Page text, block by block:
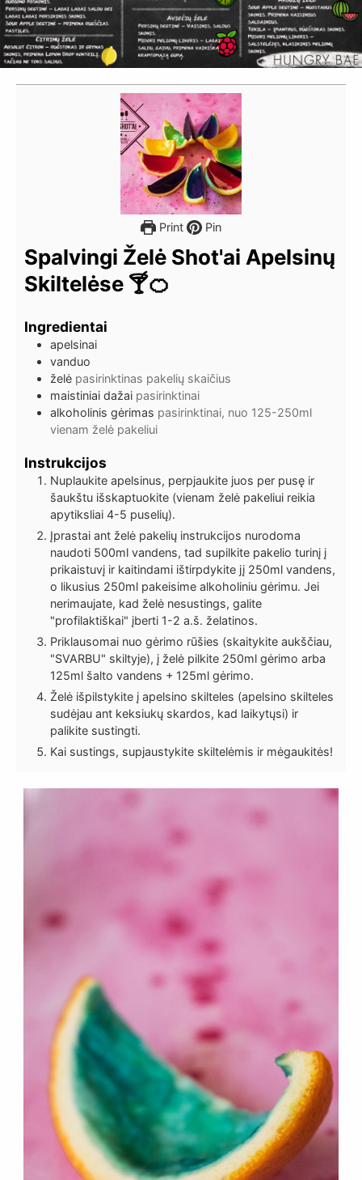
Print Pin
Spalvingi Želė Shot'ai Apelsinų
Skiltelėse 🍸🍊
Ingredientai
apelsinai
vanduo
želė pasirinktinas pakelių skaičius
maistiniai dažai pasirinktinai
alkoholinis gėrimas pasirinktinai, nuo 125-250ml
vienam želė pakeliui
Instrukcijos
Nuplaukite apelsinus, perpjaukite juos per pusę ir
šaukštu išskaptuokite (vienam želė pakeliui reikia
apytiksliai 4-5 puselių).
Įprastai ant želė pakelių instrukcijos nurodoma
naudoti 500ml vandens, tad supilkite pakelio turinį į
prikaistuvį ir kaitindami ištirpdykite jį 250ml vandens,
o likusius 250ml pakeisime alkoholiniu gėrimu. Jei
nerimaujate, kad želė nesustings, galite
"profilaktiškai" įberti 1-2 a.š. želatinos.
Priklausomai nuo gėrimo rūšies (skaitykite aukščiau,
"SVARBU" skiltyje), į želė pilkite 250ml gėrimo arba
125ml šalto vandens + 125ml gėrimo.
Želė išpilstykite į apelsino skilteles (apelsino skilteles
sudėjau ant keksiukų skardos, kad laikytųsi) ir
palikite sustingti.
Kai sustings, supjaustykite skiltelėmis ir mėgaukitės!